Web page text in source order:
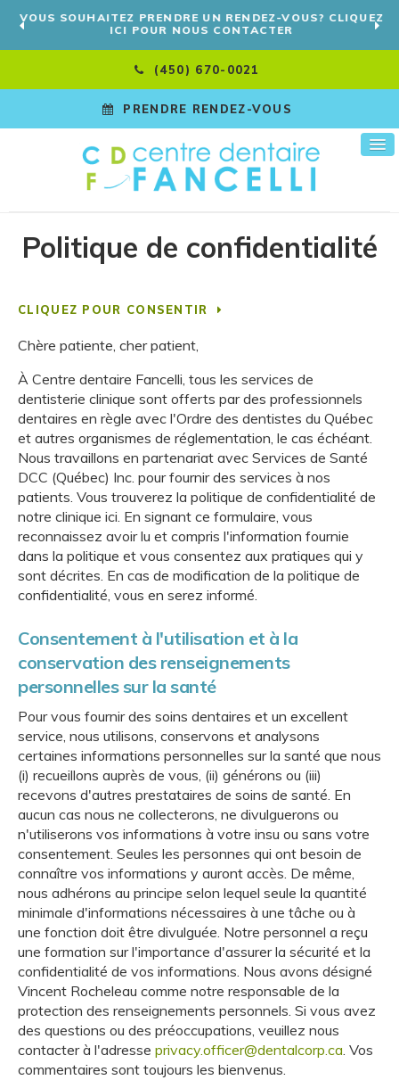
VOUS SOUHAITEZ PRENDRE UN RENDEZ-VOUS? CLIQUEZ
ICI POUR NOUS CONTACTER
(450) 670-0021
PRENDRE RENDEZ-VOUS
Politique de confidentialité
CLIQUEZ POUR CONSENTIR
Chère patiente, cher patient,
À Centre dentaire Fancelli, tous les services de
dentisterie clinique sont offerts par des professionnels
dentaires en règle avec l'Ordre des dentistes du Québec
et autres organismes de réglementation, le cas échéant.
Nous travaillons en partenariat avec Services de Santé
DCC (Québec) Inc. pour fournir des services à nos
patients. Vous trouverez la politique de confidentialité de
notre clinique ici. En signant ce formulaire, vous
reconnaissez avoir lu et compris l'information fournie
dans la politique et vous consentez aux pratiques qui y
sont décrites. En cas de modification de la politique de
confidentialité, vous en serez informé.
Consentement à l'utilisation et à la
conservation des renseignements
personnelles sur la santé
Pour vous fournir des soins dentaires et un excellent
service, nous utilisons, conservons et analysons
certaines informations personnelles sur la santé que nous
(i) recueillons auprès de vous, (ii) générons ou (iii)
recevons d'autres prestataires de soins de santé. En
aucun cas nous ne collecterons, ne divulguerons ou
n'utiliserons vos informations à votre insu ou sans votre
consentement. Seules les personnes qui ont besoin de
connaître vos informations y auront accès. De même,
nous adhérons au principe selon lequel seule la quantité
minimale d'informations nécessaires à une tâche ou à
une fonction doit être divulguée. Notre personnel a reçu
une formation sur l'importance d'assurer la sécurité et la
confidentialité de vos informations. Nous avons désigné
Vincent Rocheleau comme notre responsable de la
protection des renseignements personnels. Si vous avez
des questions ou des préoccupations, veuillez nous
contacter à l'adresse privacy.officer@dentalcorp.ca. Vos
commentaires sont toujours les bienvenus.